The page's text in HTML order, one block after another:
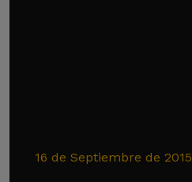
16 de Septiembre de 2015